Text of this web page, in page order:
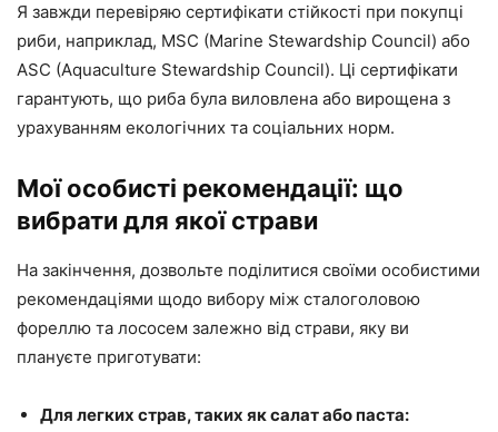
Я завжди перевіряю сертифікати стійкості при покупці
риби, наприклад, MSC (Marine Stewardship Council) або
ASC (Aquaculture Stewardship Council). Ці сертифікати
гарантують, що риба була виловлена або вирощена з
урахуванням екологічних та соціальних норм.
Мої особисті рекомендації: що
вибрати для якої страви
На закінчення, дозвольте поділитися своїми особистими
рекомендаціями щодо вибору між сталоголовою
фореллю та лососем залежно від страви, яку ви
плануєте приготувати:
Для легких страв, таких як салат або паста: